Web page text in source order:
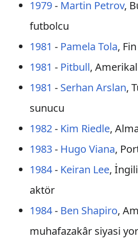
1979- Martin Petrov,
futbolcu
1981 - Pamela Tola,
1981 - Pitbull,
1981 - Serhan Arslan,
sunucu
1982- Kim Riedle,
1983- Hugo Viana,
1984- Keiran Lee,
aktör
1984- Ben Shapiro,
muhafazakâr siyasi